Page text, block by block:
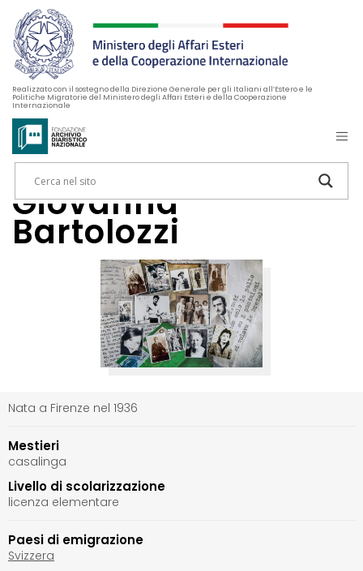
Realizzato con il sostegno della Direzione Generale per gli Italiani all’Estero e le
Politiche Migratorie del Ministero degli Affari Esteri e della Cooperazione
Internazionale
Giovanna
Bartolozzi
Nata a Firenze nel 1936
Mestieri
casalinga
Livello di scolarizzazione
licenza elementare
Paesi di emigrazione
Svizzera